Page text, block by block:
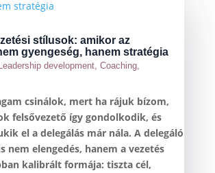
stílusok: amikor az
gyengeség, hanem stratégia
Leadership development, Coaching,
csinálok, mert ha rájuk bízom,
felsővezető így gondolkodik, és
el a delegálás már nála. A delegáló
nem elengedés, hanem a vezetés
kalibrált formája: tiszta cél,